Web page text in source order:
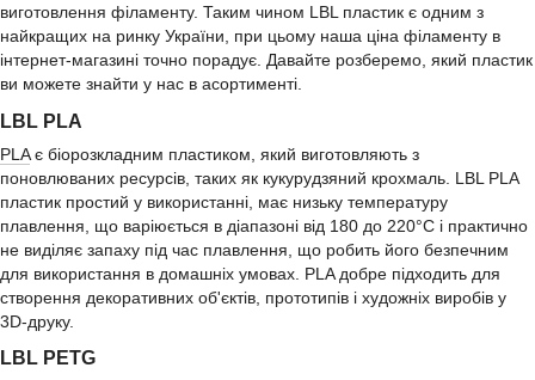
виготовлення філаменту. Таким чином LBL пластик є одним з
найкращих на ринку України, при цьому наша ціна філаменту в
інтернет-магазині точно порадує. Давайте розберемо, який пластик
ви можете знайти у нас в асортименті.
LBL PLA
PLAє біорозкладним пластиком, який виготовляють з
поновлюваних ресурсів, таких як кукурудзяний крохмаль. LBL PLA
пластик простий у використанні, має низьку температуру
плавлення, що варіюється в діапазоні від 180 до 220°C і практично
не виділяє запаху під час плавлення, що робить його безпечним
для використання в домашніх умовах. PLA добре підходить для
створення декоративних об'єктів, прототипів і художніх виробів у
3D-друку.
LBL PETG